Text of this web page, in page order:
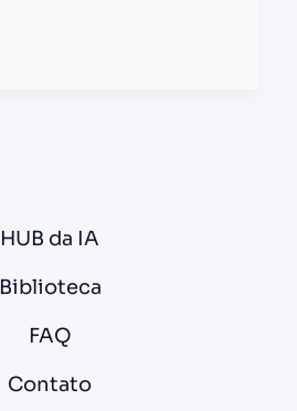
HUB da IA
Biblioteca
FAQ
Contato